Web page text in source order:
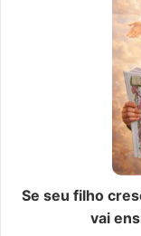
Se seu filho
vai